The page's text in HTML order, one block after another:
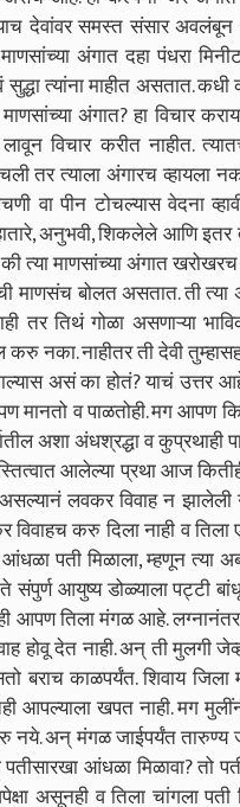
देवांवर समस्त संसार अवलंबून
अंगात दहा पंधरा
सुद्धा त्यांना माहीत असतात.
अंगात? हा विचार
विचार करीत नाहीत.
तर त्याला अंगारच व्हायला
वा पीन टोचल्यास वेदना
अनुभवी, शिकलेले आणि इतर
माणसांच्या अंगात खरोखरच
माणसंच बोलत असतात. ती
तर तिथं गोळा असणाऱ्या
करु नका. नाहीतर ती देवी
असं का होतं? याचं उत्तर आहे
व पाळतोही. मग आपण
अशा अंधश्रद्धा व
आलेल्या प्रथा आज
लवकर विवाह न झालेली
करु दिला नाही व तिला
पती मिळाला, म्हणून
संपुर्ण आयुष्य डोळ्याला पट्टी
आपण तिला मंगळ आहे.
होवू देत नाही. अन् ती
बराच काळपर्यंत. शिवाय
आपल्याला खपत नाही. मग
नये. अन् मंगळ जाईपर्यंत
आंधळा मिळावा? तो
असूनही व तिला चांगला पती